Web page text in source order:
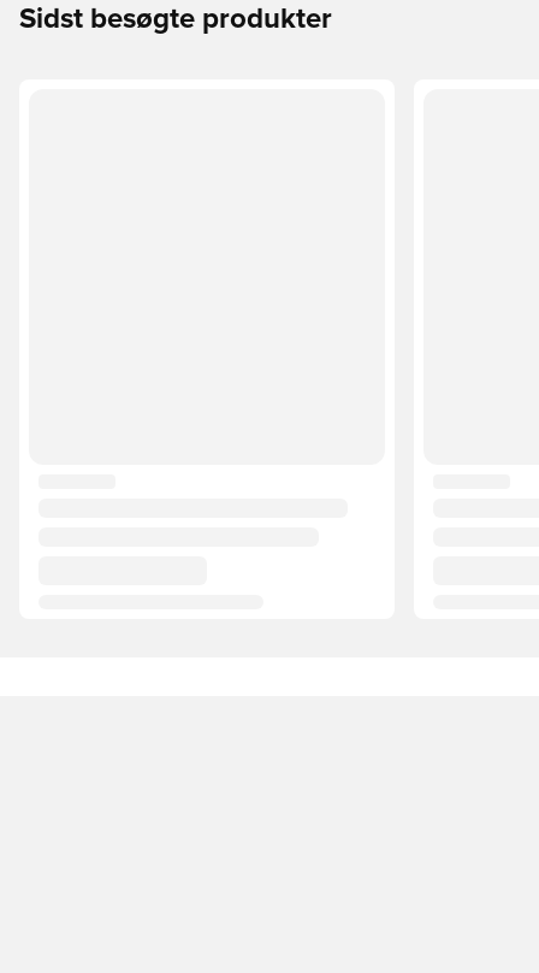
Sidst besøgte produkter